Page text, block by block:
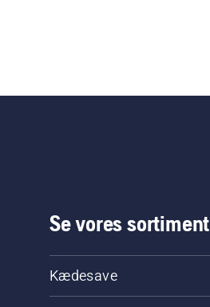
Se vores sortiment
Kædesave